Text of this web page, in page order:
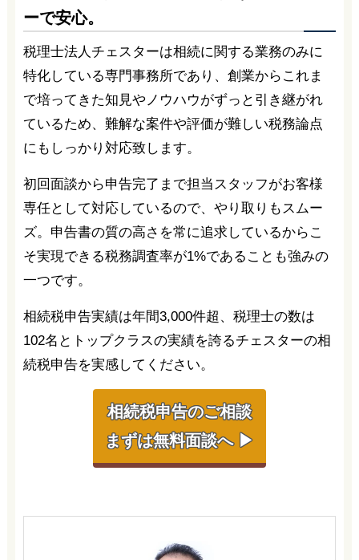
ーで安心。
税理士法人チェスターは相続に関する業務のみに
特化している専門事務所であり、創業からこれま
で培ってきた知見やノウハウがずっと引き継がれ
ているため、難解な案件や評価が難しい税務論点
にもしっかり対応致します。
初回面談から申告完了まで担当スタッフがお客様
専任として対応しているので、やり取りもスムー
ズ。申告書の質の高さを常に追求しているからこ
そ実現できる税務調査率が1%であることも強みの
一つです。
相続税申告実績は年間3,000件超、税理士の数は
102名とトップクラスの実績を誇るチェスターの相
続税申告を実感してください。
相続税申告のご相談
まずは無料面談へ ▶